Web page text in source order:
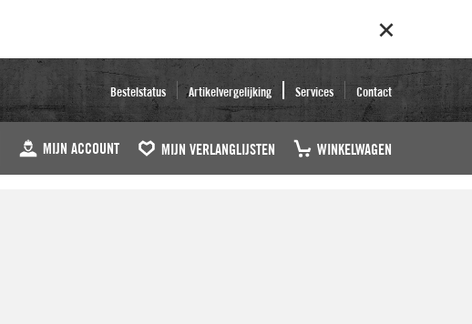
Bestelstatus Artikelvergelijking Services Contact
MIJN ACCOUNT MIJN VERLANGLIJSTEN WINKELWAGEN